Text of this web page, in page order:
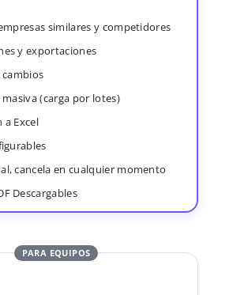
similares y competidores
y exportaciones
(carga por lotes)
a Excel
cancela en cualquier momento
Descargables
PARA EQUIPOS